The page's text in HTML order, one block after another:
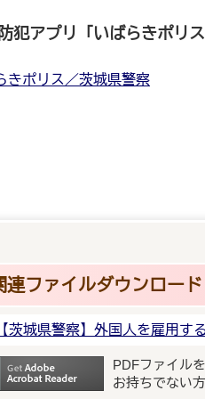
犯アプリ「いばらきポリス
きポリス／茨城県警察
連ファイルダウンロード
【茨城県警察】外国人を雇用す
PDFファイル
お持ちでない